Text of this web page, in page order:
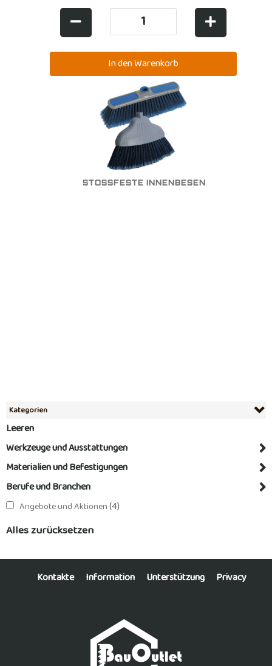
Kategorien
Leeren
Werkzeuge und Ausstattungen
Materialien und Befestigungen
Berufe und Branchen
Angebote und Aktionen(4)
Alles zurücksetzen
STOSSFESTE INNENBESEN
Kontakte Information Unterstützung Privacy